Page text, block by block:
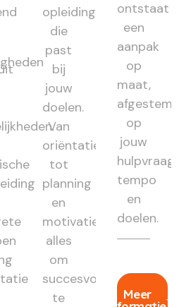
opleiding
die
past
bij
jouw
doelen.
Van
oriëntatie
tot
planning
en
motivatie:
alles
om
succesvol
te
ontstaat
een
aanpak
op
maat,
op
jouw
hulpvraag,
tempo
en
doelen.
Meer